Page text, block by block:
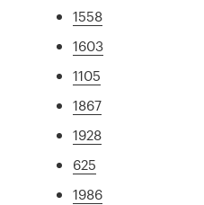
1558
1603
1105
1867
1928
625
1986